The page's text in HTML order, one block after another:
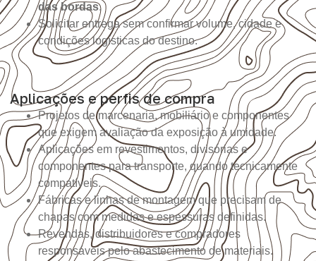
das bordas.
Solicitar entrega sem confirmar volume, cidade e
condições logísticas do destino.
Aplicações e perfis de compra
Projetos de marcenaria, mobiliário e componentes
que exigem avaliação da exposição à umidade.
Aplicações em revestimentos, divisórias e
componentes para transporte, quando tecnicamente
compatíveis.
Fábricas e linhas de montagem que precisam de
chapas com medidas e espessuras definidas.
Revendas, distribuidores e compradores
responsáveis pelo abastecimento de materiais.